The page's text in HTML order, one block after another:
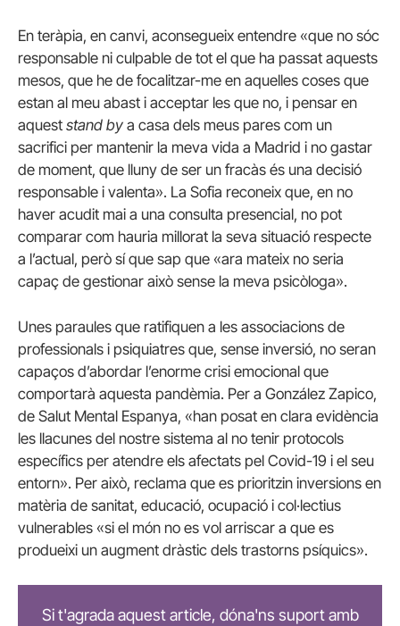
En teràpia, en canvi, aconsegueix entendre «que no sóc
responsable ni culpable de tot el que ha passat aquests
mesos, que he de focalitzar-me en aquelles coses que
estan al meu abast i acceptar les que no, i pensar en
aquest stand by a casa dels meus pares com un
sacrifici per mantenir la meva vida a Madrid i no gastar
de moment, que lluny de ser un fracàs és una decisió
responsable i valenta». La Sofia reconeix que, en no
haver acudit mai a una consulta presencial, no pot
comparar com hauria millorat la seva situació respecte
a l’actual, però sí que sap que «ara mateix no seria
capaç de gestionar això sense la meva psicòloga».
Unes paraules que ratifiquen a les associacions de
professionals i psiquiatres que, sense inversió, no seran
capaços d’abordar l’enorme crisi emocional que
comportarà aquesta pandèmia. Per a González Zapico,
de Salut Mental Espanya, «han posat en clara evidència
les llacunes del nostre sistema al no tenir protocols
específics per atendre els afectats pel Covid-19 i el seu
entorn». Per això, reclama que es prioritzin inversions en
matèria de sanitat, educació, ocupació i col·lectius
vulnerables «si el món no es vol arriscar a que es
produeixi un augment dràstic dels trastorns psíquics».
Si t'agrada aquest article, dóna'ns suport amb